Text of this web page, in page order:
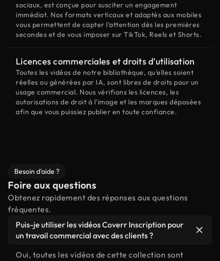
sociaux, est conçue pour susciter un engagement
immédiat. Nos formats verticaux et adaptés aux mobiles
vous permettent de capter l'attention dès les premières
secondes et de vous imposer sur TikTok, Reels et Shorts.
Licences commerciales et droits d'utilisation
Toutes les vidéos de notre bibliothèque, qu'elles soient
réelles ou générées par IA, sont libres de droits pour un
usage commercial. Nous vérifions les licences, les
autorisations de droit à l'image et les marques déposées
afin que vous puissiez publier en toute confiance.
Besoin d'aide ?
Foire aux questions
Obtenez rapidement des réponses aux questions
fréquentes.
Puis-je utiliser les vidéos Coverr Inscription pour
un travail commercial avec des clients ?
Oui, toutes les vidéos de cette collection sont